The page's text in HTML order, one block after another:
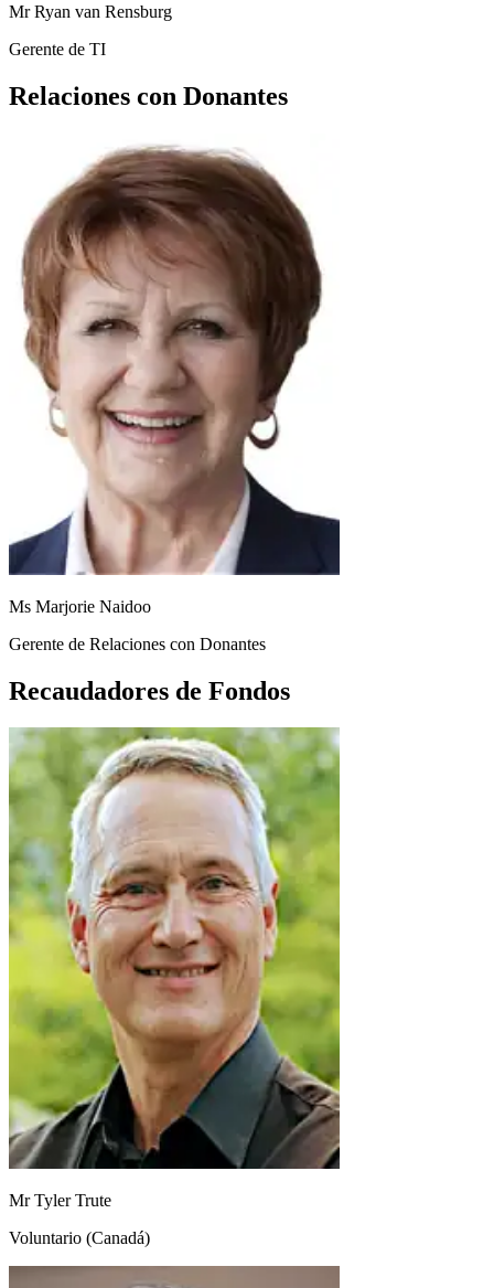
Mr Ryan van Rensburg
Gerente de TI
Relaciones con Donantes
Ms Marjorie Naidoo
Gerente de Relaciones con Donantes
Recaudadores de Fondos
Mr Tyler Trute
Voluntario (Canadá)